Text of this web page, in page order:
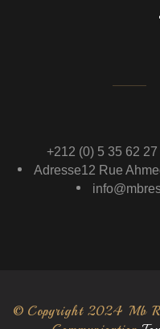
+212 (0) 5 35 62
Adresse12 Rue
© Copyright 2024 Mb